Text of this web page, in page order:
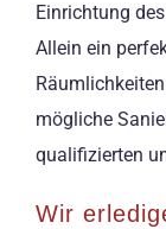
Einrichtung
Allein ein
mögliche
qualifizierten
Wir